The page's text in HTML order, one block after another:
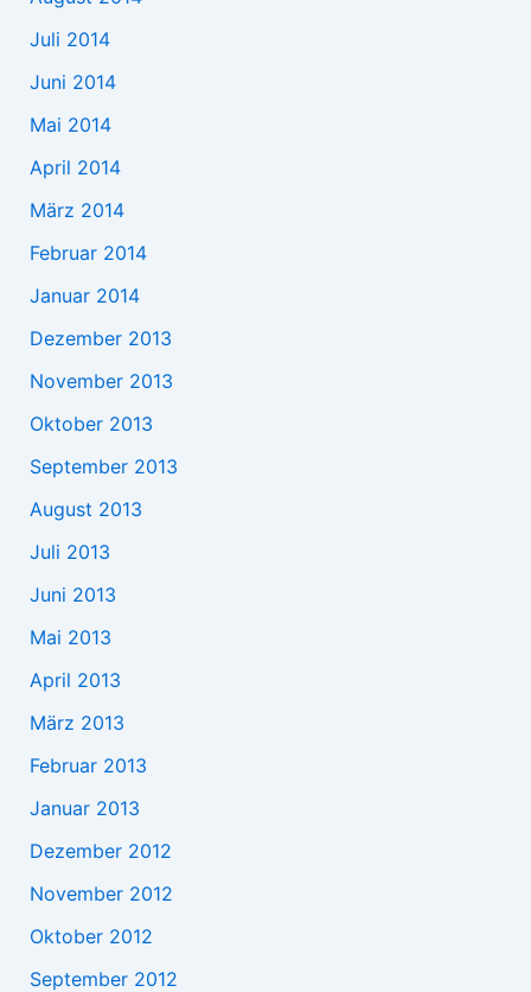
Juli 2014
Juni 2014
Mai 2014
April 2014
März 2014
Februar 2014
Januar 2014
Dezember 2013
November 2013
Oktober 2013
September 2013
August 2013
Juli 2013
Juni 2013
Mai 2013
April 2013
März 2013
Februar 2013
Januar 2013
Dezember 2012
November 2012
Oktober 2012
September 2012